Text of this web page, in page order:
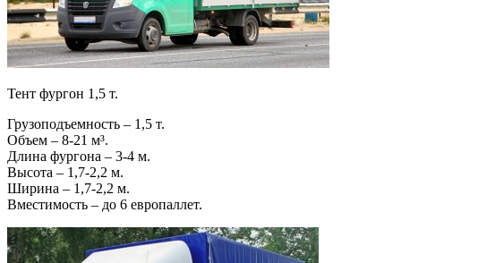
Тент фургон 1,5 т.
Грузоподъемность – 1,5 т.
Объем – 8-21 м³.
Длина фургона – 3-4 м.
Высота – 1,7-2,2 м.
Ширина – 1,7-2,2 м.
Вместимость – до 6 европаллет.